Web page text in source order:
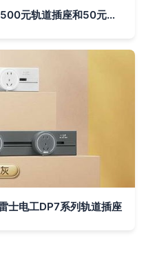
用了2次插线板，我终于明白了500元轨道插座和50元面板插座的区别
士电工DP7系列轨道插座